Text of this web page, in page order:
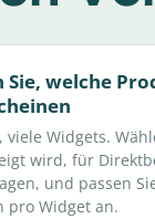
Sie, welche
viele Widgets.
wird, für
und passen
pro Widget an.